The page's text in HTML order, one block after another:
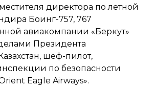
директора по летной
Боинг-757, 767
авиакомпании «Беркут»
Президента
шеф-пилот,
по безопасности
Eagle Airways».